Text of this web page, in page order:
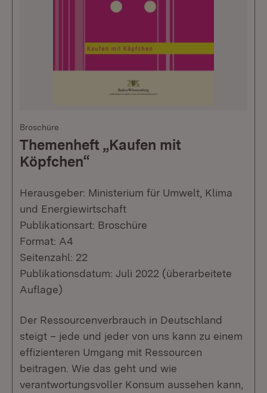
Broschüre
Themenheft „Kaufen mit
Köpfchen“
Herausgeber: Ministerium für Umwelt, Klima
und Energiewirtschaft
Publikationsart: Broschüre
Format: A4
Seitenzahl: 22
Publikationsdatum: Juli 2022 (überarbeitete
Auflage)
Der Ressourcenverbrauch in Deutschland
steigt – jede und jeder von uns kann zu einem
effizienteren Umgang mit Ressourcen
beitragen. Wie das geht und wie
verantwortungsvoller Konsum aussehen kann,